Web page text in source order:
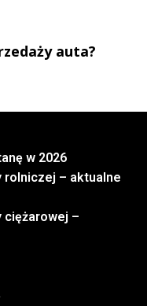
auta?
w 2026
rolniczej – aktualne
ciężarowej –